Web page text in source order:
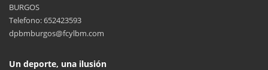
BURGOS
Telefono: 652423593
dpbmburgos@fcylbm.com
Un deporte, una ilusión